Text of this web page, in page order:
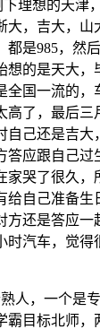
下理想的天津
大，吉大，山
是985，然
想的是天大，
全国一流的，
高了，最后三
自己还是吉大
答应跟自己过
家哭了很久，
给自己准备生
方还是答应一
时汽车，觉得
人，一个是
霸 目 标北 师
目标 北
师
，